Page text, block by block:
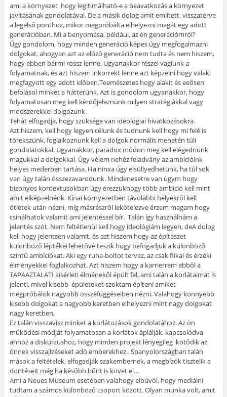
ami a környezet hogy legitimálható-e a beavatkozás a környezet
javításának gondolatával. De a másik dolog amit említett, visszatérve
a legelső ponthoz, mikor megpróbálta elhelyezni magát egy adott
generációban. Mi a benyomása, például, az én generációmról?
Úgy gondolom, hogy minden generáció képes úgy megfogalmazni
dolgokat, ahogyan azt az előző generáció nem tudta és nem hiszem,
hogy ebben bármi rossz lenne. Ugyanakkor részei vagíunk a
folyamatnak, és azt hiszem inkorrekt lenne azt képzelni hogy valaki
megfagyott egy adott időben.Teemészetes hogy alakít és eeősen
befolásol minket a hátterünk. Azt is gondolom ugyanakkor, hogy
folyamatosan meg kell kérdőjeleznünk milyen stratégiákkal vagy
módszerekkel dolgozunk.
Tehát elfogadja, hogy szüksége van ideológiai hivatkozásokra.
Azt hiszem, kell hogy legyen célunk és tudnunk kell hogy mi felé is
törekszünk, foglalkoznunk kell a dolgok normális menetén túli
gondolatokkal. Ugyanakkor, paradox módon meg kell elégednünk
magukkal a dolgokkal. Úgy vélem nehéz feladvány az ambícióink
helyes mederben tartása. Ha ninxa úgy elsüllyedhetünk, ha túl sok
van úgy talán összezavarodunk. Mindenesetre van úgym hogy
bizonyos kontextusokban úgy érezzükhogy több ambíció kell mint
amit elképzelnénk. Kínai környezetben távolabbi helyekről kell
ötletek után nézni, míg másrészről lekötelezve érzem magam hogy
csinálhatok valamit ami jelentéssel bír. Talán így használnám a
jelentés szót. Nem feltétlenül kell hogy ideológiám legyen, deA dolog
kell hogy jelentsen valamit, és azt hiszem hogy az építészet
különböző léptékei lehetővé teszik hogy befogadjuk a különböző
szintű ambíciókat. Aki egy ruha-boltot tervez, az csak fiikai és érzéki
élményekkel foglalkozhat. Azt hiszem hogy a karrierrem ebből a
TAPAAZTALATI kísérleti élménekől épült fel, ami talán a korlátaimat is
jelenti, mivel kisebb épületeket szoktam építeni amiket
megpróbálok nagyobb összefüggéseiben nézni. Valahogy könnyebb
kisebb dolgokat a nagyobb keretben elhelyezni mint nagy dolgokat
nagy keretben.
Ez talán visszavisz minket a korlátozások gondolatához. Az ön
működési módját folyamatosan a korlátok áplálják, kapcsolódva
ahhoz a diskurzushoz, hogy minden projekt lényegileg kötődik az
önnek visszajlzéseket adó emberekhez. Spanyolországban talán
mások a feltételek, elfogadják szakembernek, a megbízók tisztelik a
döntéseit még ha később bűnt is követ el…
Ami a Neues Museum esetében valahogy elbűvöl, hogy mediálni
tudtam a számos különböző csoport között. Olyan munka volt, amit